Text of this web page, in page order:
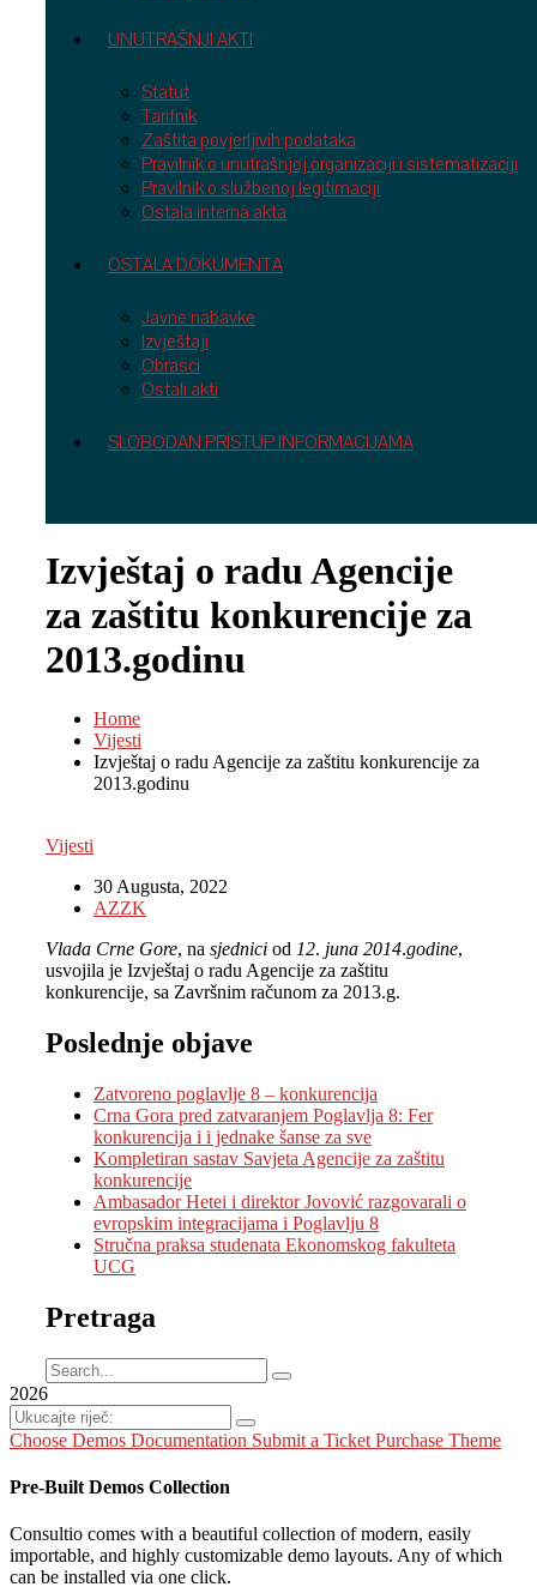
UNUTRAŠNJI AKTI
Statut
Tarifnik
Zaštita povjerljivih podataka
Pravilnik o unutrašnjoj organizaciji i sistematizaciji
Pravilnik o službenoj legitimaciji
Ostala interna akta
OSTALA DOKUMENTA
Javne nabavke
Izvještaji
Obrasci
Ostali akti
SLOBODAN PRISTUP INFORMACIJAMA
Izvještaj o radu Agencije
za zaštitu konkurencije za
2013.godinu
Home
Vijesti
Izvještaj o radu Agencije za zaštitu konkurencije za
2013.godinu
Vijesti
30 Augusta, 2022
AZZK
Vlada Crne Gore, na sjednici od 12. juna 2014.godine,
usvojila je Izvještaj o radu Agencije za zaštitu
konkurencije, sa Završnim računom za 2013.g.
Poslednje objave
Zatvoreno poglavlje 8 – konkurencija
Crna Gora pred zatvaranjem Poglavlja 8: Fer
konkurencija i i jednake šanse za sve
Kompletiran sastav Savjeta Agencije za zaštitu
konkurencije
Ambasador Hetei i direktor Jovović razgovarali o
evropskim integracijama i Poglavlju 8
Stručna praksa studenata Ekonomskog fakulteta
UCG
Pretraga
2026
Choose Demos Documentation Submit a Ticket Purchase Theme
Pre-Built Demos Collection
Consultio comes with a beautiful collection of modern, easily
importable, and highly customizable demo layouts. Any of which
can be installed via one click.